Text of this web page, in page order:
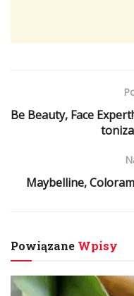
Be Beauty, Face
Maybelline,
Powiązane Wpisy